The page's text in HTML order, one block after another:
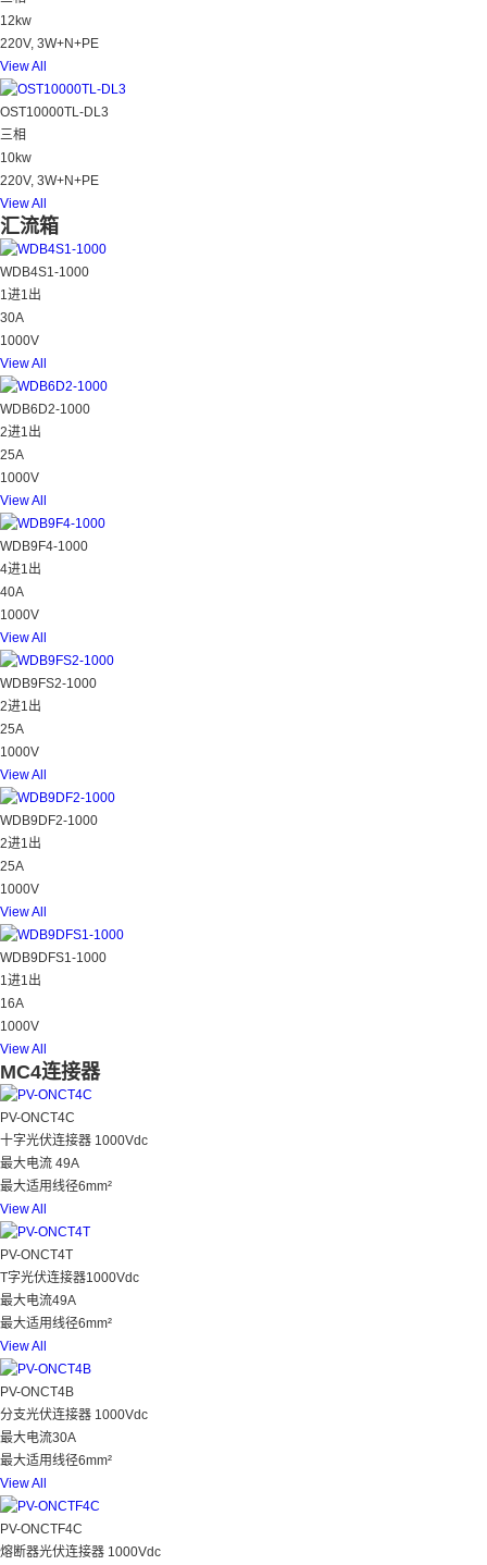
12kw
220V, 3W+N+PE
View All
OST10000TL-DL3
三相
10kw
220V, 3W+N+PE
View All
汇流箱
WDB4S1-1000
1进1出
30A
1000V
View All
WDB6D2-1000
2进1出
25A
1000V
View All
WDB9F4-1000
4进1出
40A
1000V
View All
WDB9FS2-1000
2进1出
25A
1000V
View All
WDB9DF2-1000
2进1出
25A
1000V
View All
WDB9DFS1-1000
1进1出
16A
1000V
View All
MC4连接器
PV-ONCT4C
十字光伏连接器 1000Vdc
最大电流 49A
最大适用线径6mm²
View All
PV-ONCT4T
T字光伏连接器1000Vdc
最大电流49A
最大适用线径6mm²
View All
PV-ONCT4B
分支光伏连接器 1000Vdc
最大电流30A
最大适用线径6mm²
View All
PV-ONCTF4C
熔断器光伏连接器 1000Vdc